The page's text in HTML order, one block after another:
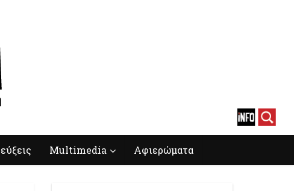
Multimedia Αφιερώματα